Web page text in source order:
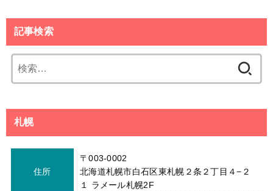
記事検索
索:
札幌
住所
〒003-0002
北海道札幌市白石区東札幌２条２丁目４−２
１ ラメール札幌2F